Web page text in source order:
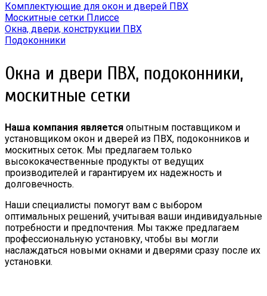
Комплектующие для окон и дверей ПВХ
Москитные сетки Плиссе
Окна, двери, конструкции ПВХ
Подоконники
Окна и двери ПВХ, подоконники,
москитные сетки
Наша компания является опытным поставщиком и
установщиком окон и дверей из ПВХ, подоконников и
москитных сеток. Мы предлагаем только
высококачественные продукты от ведущих
производителей и гарантируем их надежность и
долговечность.
Наши специалисты помогут вам с выбором
оптимальных решений, учитывая ваши индивидуальные
потребности и предпочтения. Мы также предлагаем
профессиональную установку, чтобы вы могли
наслаждаться новыми окнами и дверями сразу после их
установки.